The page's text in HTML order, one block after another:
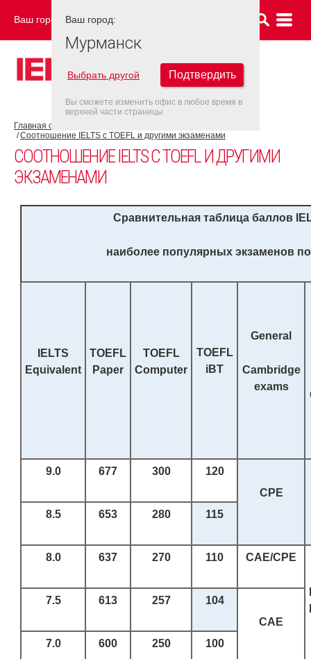
Ваш город: МУРМАНСК
Главная страница
Соотношение IELTS с TOEFL и другими экзаменами
СООТНОШЕНИЕ IELTS С TOEFL И ДРУГИМИ
ЭКЗАМЕНАМИ
Сравнительная таблица баллов
наиболее популярных экзаменов
IELTS
Equivalent
TOEFL
Paper
TOEFL
Computer
TOEFL
iBT
General
Cambridge
exams
9.0 677 300
120
CPE
8.5
653 280 115
8.0 637 270 110 CAE/CPE
7.5 613 257 104
CAE
7.0
600 250 100
Ваш город:
Мурманск
Выбрать другой Подтвердить
Вы сможете изменить офис в любое время в
верхней части страницы